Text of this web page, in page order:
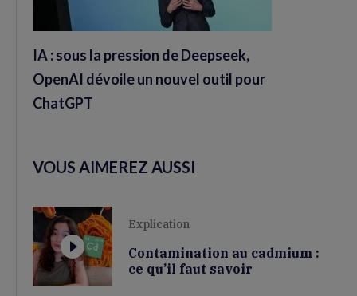
IA : sous la pression de Deepseek,
OpenAI dévoile un nouvel outil pour
ChatGPT
VOUS AIMEREZ AUSSI
Explication
Contamination au cadmium :
ce qu’il faut savoir